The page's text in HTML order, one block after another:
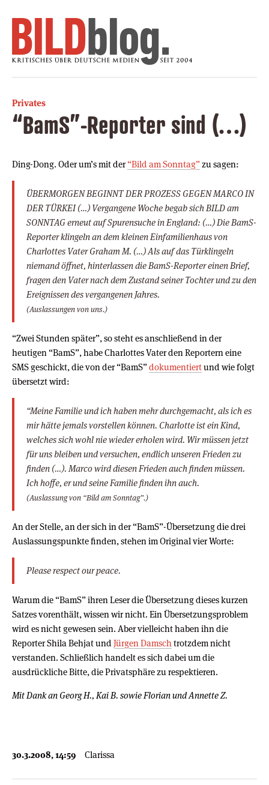
Privates
“BamS”-Reporter sind (…)
Ding-Dong. Oder um’s mit der“Bild am Sonntag” zu sagen:
ÜBERMORGEN BEGINNT DER PROZESS GEGEN MARCO IN
DER TÜRKEI (…) Vergangene Woche begab sich BILD am
SONNTAG erneut auf Spurensuche in England: (…) Die BamS-
Reporter klingeln an dem kleinen Einfamilienhaus von
Charlottes Vater Graham M. (…) Als auf das Türklingeln
niemand öffnet, hinterlassen die BamS-Reporter einen Brief,
fragen den Vater nach dem Zustand seiner Tochter und zu den
Ereignissen des vergangenen Jahres.
(Auslassungen von uns.)
“Zwei Stunden später”, so steht es anschließend in der
heutigen “BamS”, habe Charlottes Vater den Reportern eine
SMS geschickt, die von der “BamS”dokumentiertund wie folgt
übersetzt wird:
“Meine Familie und ich haben mehr durchgemacht, als ich es
mir hätte jemals vorstellen können. Charlotte ist ein Kind,
welches sich wohl nie wieder erholen wird. Wir müssen jetzt
für uns bleiben und versuchen, endlich unseren Frieden zu
finden (…). Marco wird diesen Frieden auch finden müssen.
Ich hoffe, er und seine Familie finden ihn auch.
(Auslassung von “Bild am Sonntag”.)
An der Stelle, an der sich in der “BamS”-Übersetzung die drei
Auslassungspunkte finden, stehen im Original vier Worte:
Please respect our peace.
Warum die “BamS” ihren Leser die Übersetzung dieses kurzen
Satzes vorenthält, wissen wir nicht. Ein Übersetzungsproblem
wird es nicht gewesen sein. Aber vielleicht haben ihn die
Reporter Shila Behjat und Jürgen Damsch trotzdem nicht
verstanden. Schließlich handelt es sich dabei um die
ausdrückliche Bitte, die Privatsphäre zu respektieren.
Mit Dank an Georg H., Kai B. sowie Florian und Annette Z.
30.3.2008, 14:59 Clarissa